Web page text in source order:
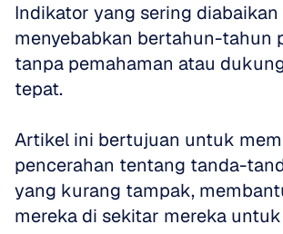
Indikator yang sering
menyebabkan bertahun-tahun
tanpa pemahaman atau
tepat.
Artikel ini bertujuan untuk
pencerahan tentang tanda-
yang kurang tampak,
mereka di sekitar mereka